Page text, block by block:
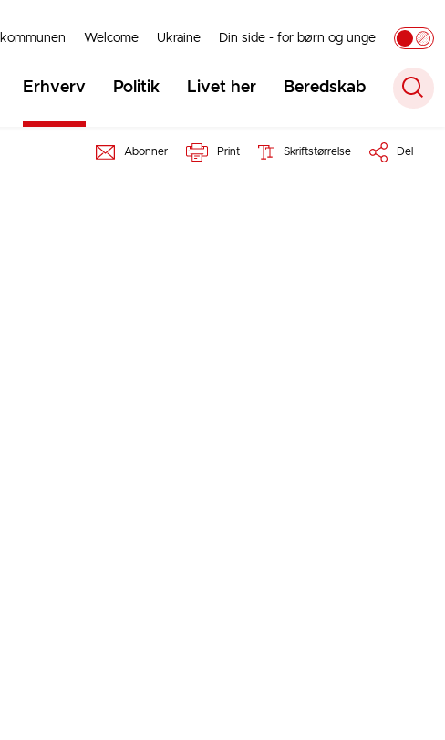
Welcome Ukraine Din side - for børn og unge
Erhverv Politik Livet her Beredskab
Abonner Print Skriftstørrelse Del